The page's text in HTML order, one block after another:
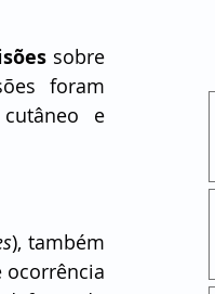
sobre
foram
), também
ocorrência